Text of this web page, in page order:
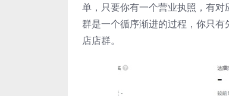
单，只要你有一个营业执照，有
群是一个循序渐进的过程，你只
店店群。